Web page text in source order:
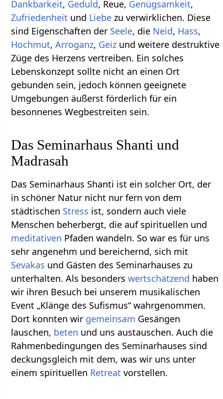
Dankbarkeit, Geduld, Reue, Genügsamkeit,
Zufriedenheit und Liebe zu verwirklichen. Diese
sind Eigenschaften der Seele, die Neid, Hass,
Hochmut,Arroganz, Geiz und weitere destruktive
Züge des Herzens vertreiben. Ein solches
Lebenskonzept sollte nicht an einen Ort
gebunden sein, jedoch können geeignete
Umgebungen äußerst förderlich für ein
besonnenes Wegbestreiten sein.
Das Seminarhaus Shanti und
Madrasah
Das Seminarhaus Shanti ist ein solcher Ort, der
in schöner Natur nicht nur fern von dem
städtischen Stress ist, sondern auch viele
Menschen beherbergt, die auf spirituellen und
meditativen Pfaden wandeln. So war es für uns
sehr angenehm und bereichernd, sich mit
Sevakas und Gästen des Seminarhauses zu
unterhalten. Als besonderswertschätzend haben
wir ihren Besuch bei unserem musikalischen
Event „Klänge des Sufismus“ wahrgenommen.
Dort konnten wir gemeinsam Gesängen
lauschen, beten und uns austauschen. Auch die
Rahmenbedingungen des Seminarhauses sind
deckungsgleich mit dem, was wir uns unter
einem spirituellen Retreat vorstellen.